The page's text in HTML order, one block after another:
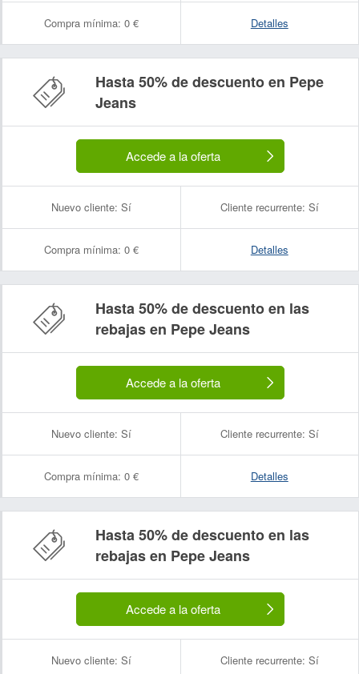
Compra mínima: 0 € Detalles
Hasta 50% de descuento en Pepe
Jeans
Accede a la oferta
Nuevo cliente: Sí Cliente recurrente: Sí
Compra mínima: 0 € Detalles
Hasta 50% de descuento en las
rebajas en Pepe Jeans
Accede a la oferta
Nuevo cliente: Sí Cliente recurrente: Sí
Compra mínima: 0 € Detalles
Hasta 50% de descuento en las
rebajas en Pepe Jeans
Accede a la oferta
Nuevo cliente: Sí Cliente recurrente: Sí
Nombre:
Correo electrónico: